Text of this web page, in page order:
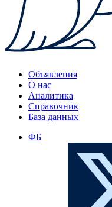
Объявления
О нас
Аналитика
Справочник
База данных
ФБ